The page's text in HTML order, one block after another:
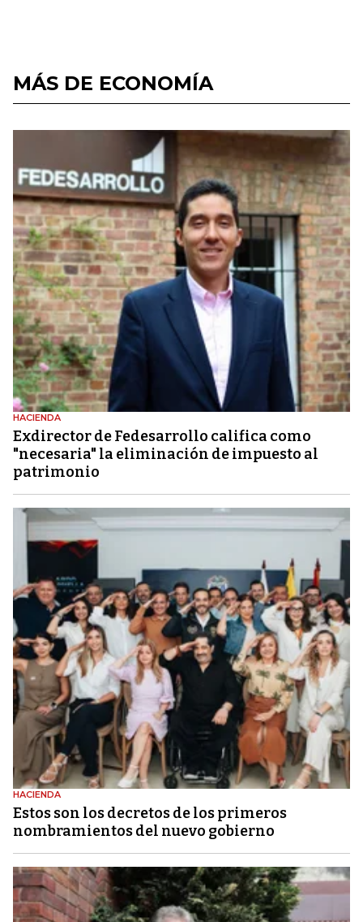
MÁS DE ECONOMÍA
HACIENDA
Exdirector de Fedesarrollo califica como
"necesaria" la eliminación de impuesto al
patrimonio
HACIENDA
Estos son los decretos de los primeros
nombramientos del nuevo gobierno